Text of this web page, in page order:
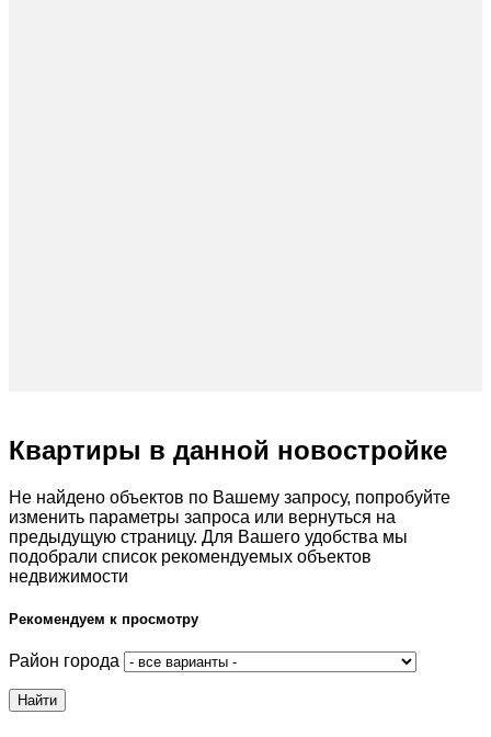
Квартиры в данной новостройке
Не найдено объектов по Вашему запросу, попробуйте
изменить параметры запроса или вернуться на
предыдущую страницу. Для Вашего удобства мы
подобрали список рекомендуемых объектов
недвижимости
Рекомендуем к просмотру
Район города